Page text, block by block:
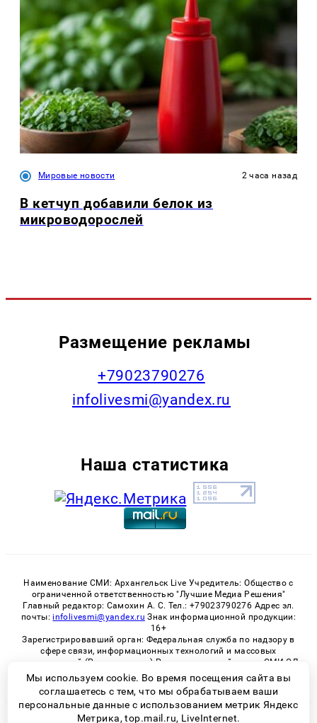
Мировые новости 2 часа назад
В кетчуп добавили белок из
микроводорослей
Размещение рекламы
+79023790276
infolivesmi@yandex.ru
Наша статистика
Наименование СМИ: Архангельск Live Учредитель: Общество с
ограниченной ответственностью "Лучшие Медиа Решения"
Главный редактор: Самохин А. С. Тел.: +79023790276 Адрес эл.
почты: infolivesmi@yandex.ru Знак информационной продукции:
16+
Зарегистрировавший орган: Федеральная служба по надзору в
сфере связи, информационных технологий и массовых
коммуникаций (Роскомнадзор) Регистрационный номер СМИ ЭЛ
№ ФС 77 - 82533 от 21.01.2022
Мы используем cookie. Во время посещения сайта вы
соглашаетесь с тем, что мы обрабатываем ваши
персональные данные с использованием метрик Яндекс
Метрика, top.mail.ru, LiveInternet.